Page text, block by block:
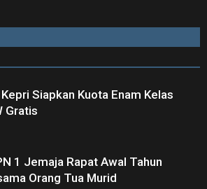
Kepri Siapkan Kuota Enam Kelas
Gratis
1 Jemaja Rapat Awal Tahun
Orang Tua Murid